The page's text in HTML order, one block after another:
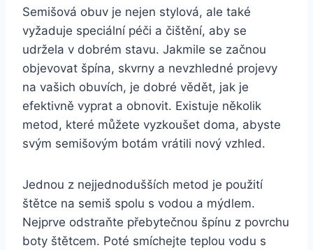
Semišová obuv je ‌nejen stylová, ale také
‍vyžaduje speciální péči‌ a​ čištění, aby se
⁣udržela v dobrém stavu. Jakmile se začnou
objevovat špína, skvrny ⁤a nevzhledné projevy
na vašich⁤ obuvích, je dobré‍ vědět, jak ⁣je
efektivně vyprat a obnovit. Existuje několik
metod, ‍které můžete⁣ vyzkoušet doma,⁢ abyste
svým semišovým botám vrátili nový vzhled.
Jednou z nejjednodušších metod je ​použití⁣
štětce na semiš spolu⁢ s vodou ⁢a‌ mýdlem.
⁢Nejprve odstraňte⁤ přebytečnou špínu z​ povrchu⁢
boty štětcem. Poté‌ smíchejte teplou vodu s